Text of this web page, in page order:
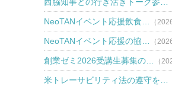
NeoTANイベント応援飲食… （
NeoTANイベント応援の協… （
創業ゼミ2026受講生募集の… （
米トレーサビリティ法の遵守を…